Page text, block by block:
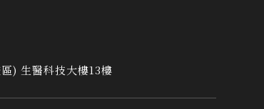
) 生醫科技大樓13樓